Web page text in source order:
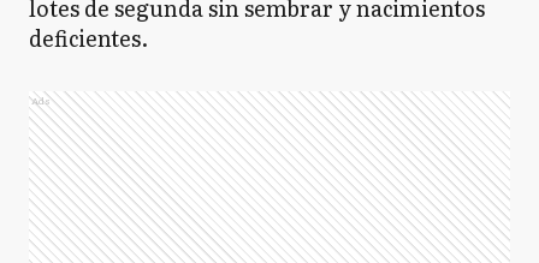
lotes de segunda sin sembrar y nacimientos
deficientes.
Ads